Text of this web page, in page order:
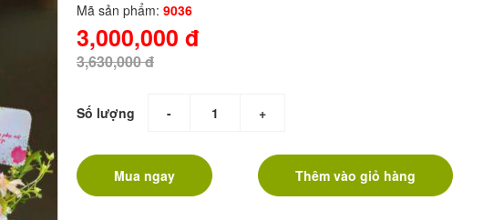
Mã sản phẩm: 9036
3,000,000 đ
3,630,000 đ
Số lượng - +
Mua ngay Thêm vào giỏ hàng